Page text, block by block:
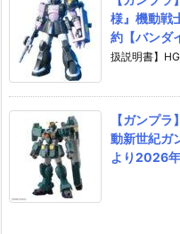
様』機動戦
約【バンダ
扱説明書】
【ガンプ
動新世紀ガ
より2026